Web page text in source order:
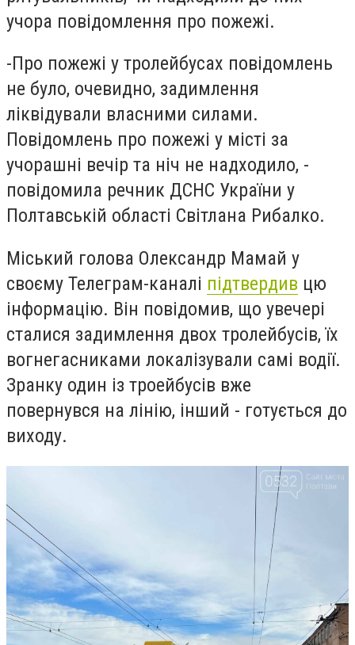
учора повідомлення про пожежі.
-Про пожежі у тролейбусах повідомлень
не було, очевидно, задимлення
ліквідували власними силами.
Повідомлень про пожежі у місті за
учорашні вечір та ніч не надходило, -
повідомила речник ДСНС України у
Полтавській області Світлана Рибалко.
Міський голова Олександр Мамай у
своєму Телеграм-каналі підтвердив цю
інформацію. Він повідомив, що увечері
сталися задимлення двох тролейбусів, їх
вогнегасниками локалізували самі водії.
Зранку один із троейбусів вже
повернувся на лінію, інший - готується до
виходу.